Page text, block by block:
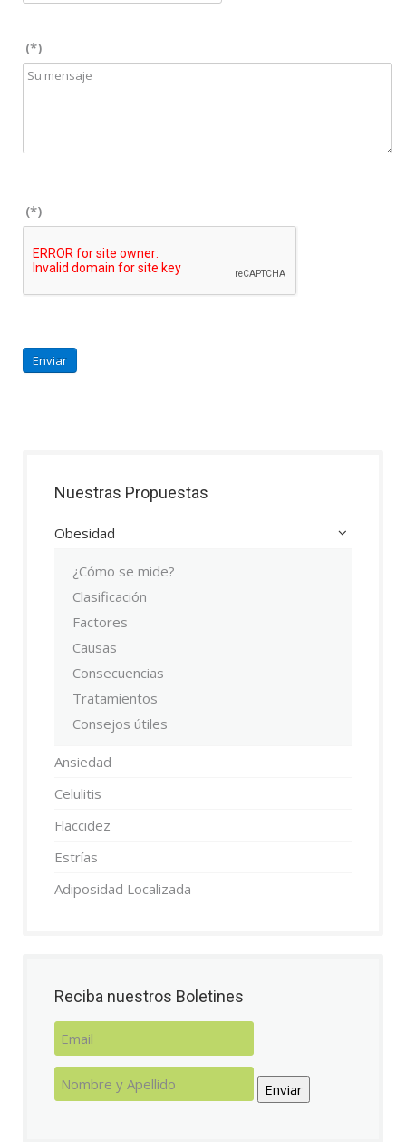
(*)
(*)
Enviar
Nuestras Propuestas
Obesidad
¿Cómo se mide?
Clasificación
Factores
Causas
Consecuencias
Tratamientos
Consejos útiles
Ansiedad
Celulitis
Flaccidez
Estrías
Adiposidad Localizada
Reciba nuestros Boletines
Enviar